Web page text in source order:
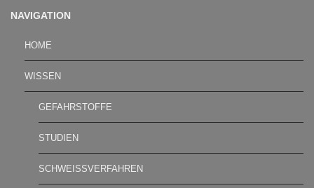
NAVIGATION
HOME
WISSEN
GEFAHRSTOFFE
STUDIEN
SCHWEISSVERFAHREN